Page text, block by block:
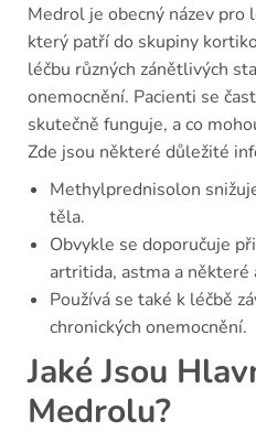
Medrol je obecný název
který patří do skupiny
léčbu různých zánětlivých
onemocnění. Pacienti se
skutečně funguje, a co
Zde jsou některé důležité
Methylprednisolon
těla.
Obvykle se doporučuje
artritida, astma a některé
Používá se také k léčbě
chronických onemocnění.
Jaké Jsou
Medrolu?